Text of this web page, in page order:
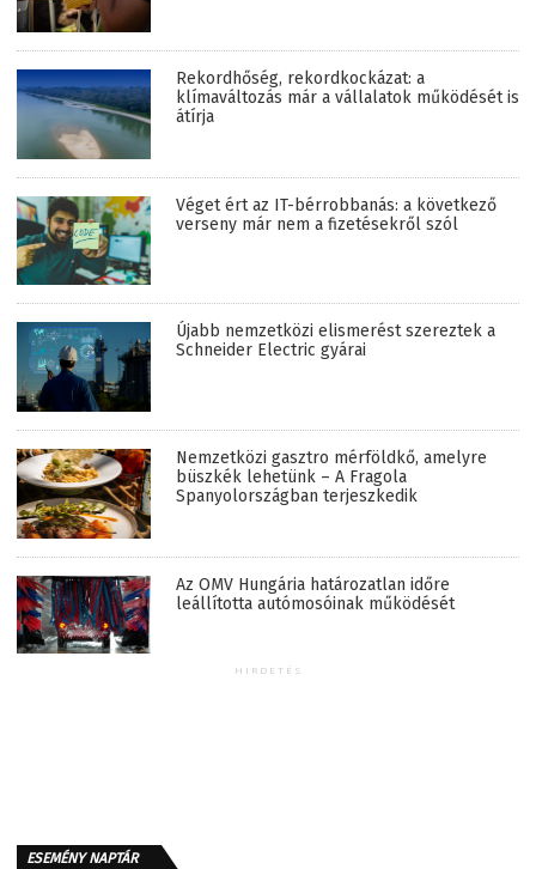
Rekordhőség, rekordkockázat: a
klímaváltozás már a vállalatok működését is
átírja
Véget ért az IT-bérrobbanás: a következő
verseny már nem a fizetésekről szól
Újabb nemzetközi elismerést szereztek a
Schneider Electric gyárai
Nemzetközi gasztro mérföldkő, amelyre
büszkék lehetünk – A Fragola
Spanyolországban terjeszkedik
Az OMV Hungária határozatlan időre
leállította autómosóinak működését
HIRDETÉS
ESEMÉNY NAPTÁR